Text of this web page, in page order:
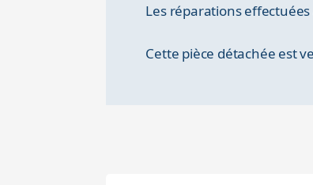
Les réparations
Cette pièce détachée est